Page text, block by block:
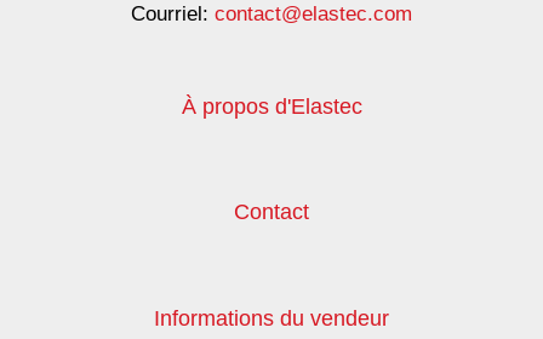
Courriel: contact@elastec.com
À propos d'Elastec
Contact
Informations du vendeur